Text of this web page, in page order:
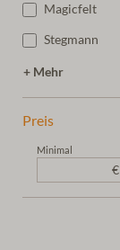
Magicfelt
Stegmann
+ Mehr
Preis
Minimal
€